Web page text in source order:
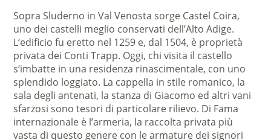
Sopra Sluderno in Val Venosta sorge Castel Coira,
uno dei castelli meglio conservati dell’Alto Adige.
L‘edificio fu eretto nel 1259 e, dal 1504, è proprietà
privata dei Conti Trapp. Oggi, chi visita il castello
s‘imbatte in una residenza rinascimentale, con uno
splendido loggiato. La cappella in stile romanico, la
sala degli antenati, la stanza di Giacomo ed altri vani
sfarzosi sono tesori di particolare rilievo. Di Fama
internazionale è l’armeria, la raccolta privata più
vasta di questo genere con le armature dei signori